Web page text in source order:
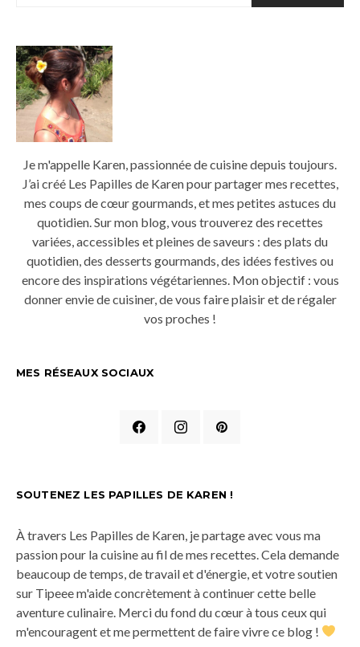
Je m'appelle Karen, passionnée de cuisine depuis toujours.
J’ai créé Les Papilles de Karen pour partager mes recettes,
mes coups de cœur gourmands, et mes petites astuces du
quotidien. Sur mon blog, vous trouverez des recettes
variées, accessibles et pleines de saveurs : des plats du
quotidien, des desserts gourmands, des idées festives ou
encore des inspirations végétariennes. Mon objectif : vous
donner envie de cuisiner, de vous faire plaisir et de régaler
vos proches !
MES RÉSEAUX SOCIAUX
SOUTENEZ LES PAPILLES DE KAREN !
À travers Les Papilles de Karen, je partage avec vous ma
passion pour la cuisine au fil de mes recettes. Cela demande
beaucoup de temps, de travail et d'énergie, et votre soutien
sur Tipeee m'aide concrètement à continuer cette belle
aventure culinaire. Merci du fond du cœur à tous ceux qui
m'encouragent et me permettent de faire vivre ce blog !